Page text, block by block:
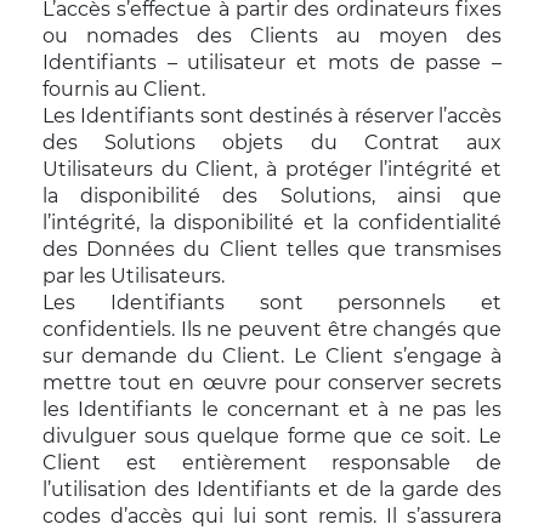
L’accès s’effectue à partir des ordinateurs fixes
ou nomades des Clients au moyen des
Identifiants – utilisateur et mots de passe –
fournis au Client.
Les Identifiants sont destinés à réserver l’accès
des Solutions objets du Contrat aux
Utilisateurs du Client, à protéger l’intégrité et
la disponibilité des Solutions, ainsi que
l’intégrité, la disponibilité et la confidentialité
des Données du Client telles que transmises
par les Utilisateurs.
Les Identifiants sont personnels et
confidentiels. Ils ne peuvent être changés que
sur demande du Client. Le Client s’engage à
mettre tout en œuvre pour conserver secrets
les Identifiants le concernant et à ne pas les
divulguer sous quelque forme que ce soit. Le
Client est entièrement responsable de
l’utilisation des Identifiants et de la garde des
codes d’accès qui lui sont remis. Il s’assurera